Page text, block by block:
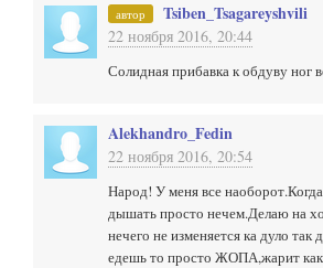
автор Tsiben_Tsagareyshvili
22 ноября 2016, 20:44
Солидная прибавка к обдуву ног
Alekhandro_Fedin
22 ноября 2016, 20:54
Народ! У меня все наоборот.Когда
дышать просто нечем.Делаю на
нечего не изменяется ка дуло так
едешь то просто ЖОПА,жарит как